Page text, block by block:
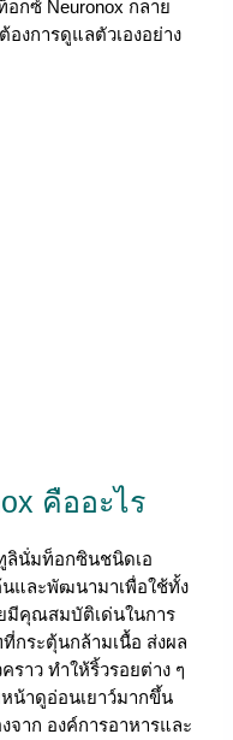
กซ์ Neuronox กลาย
งการดูแลตัวเองอย่าง
คืออะไร
นั่มท็อกซินชนิดเอ
นและพัฒนามาเพื่อใช้ทั้ง
มีคุณสมบัติเด่นในการ
กระตุ้นกล้ามเนื้อ ส่งผล
าว ทำให้ริ้วรอยต่าง ๆ
น้าดูอ่อนเยาว์มากขึ้น
จาก องค์การอาหารและ